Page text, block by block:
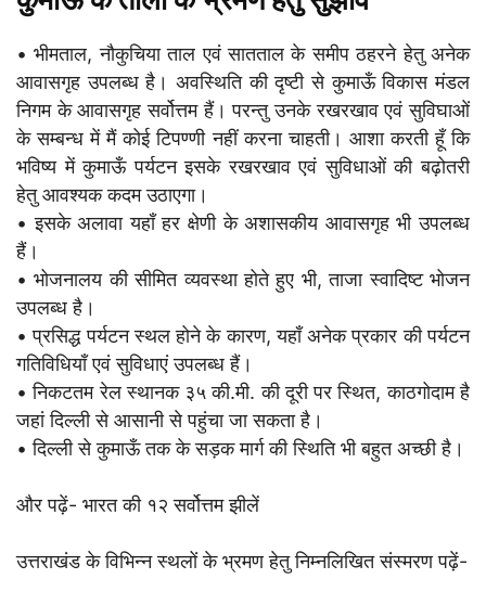
• भीमताल, नौकुचिया ताल एवं सातताल के समीप ठहरने हेतु अनेक
आवासगृह उपलब्ध है। अवस्थिति की दृष्टी से कुमाऊँ विकास मंडल
निगम के आवासगृह सर्वोत्तम हैं। परन्तु उनके रखरखाव एवं सुविघाओं
के सम्बन्ध में मैं कोई टिपण्णी नहीं करना चाहती। आशा करती हूँ कि
भविष्य में कुमाऊँ पर्यटन इसके रखरखाव एवं सुविधाओं की बढ़ोतरी
हेतु आवश्यक कदम उठाएगा।
• इसके अलावा यहाँ हर क्षेणी के अशासकीय आवासगृह भी उपलब्ध
हैं।
• भोजनालय की सीमित व्यवस्था होते हुए भी, ताजा स्वादिष्ट भोजन
उपलब्ध है।
• प्रसिद्ध पर्यटन स्थल होने के कारण, यहाँ अनेक प्रकार की पर्यटन
गतिविधियाँ एवं सुविधाएं उपलब्ध हैं।
• निकटतम रेल स्थानक ३५ की.मी. की दूरी पर स्थित, काठगोदाम है
जहां दिल्ली से आसानी से पहुंचा जा सकता है।
• दिल्ली से कुमाऊँ तक के सड़क मार्ग की स्थिति भी बहुत अच्छी है।
और पढ़ें- भारत की १२ सर्वोत्तम झीलें
उत्तराखंड के विभिन्न स्थलों के भ्रमण हेतु निम्नलिखित संस्मरण पढ़ें-